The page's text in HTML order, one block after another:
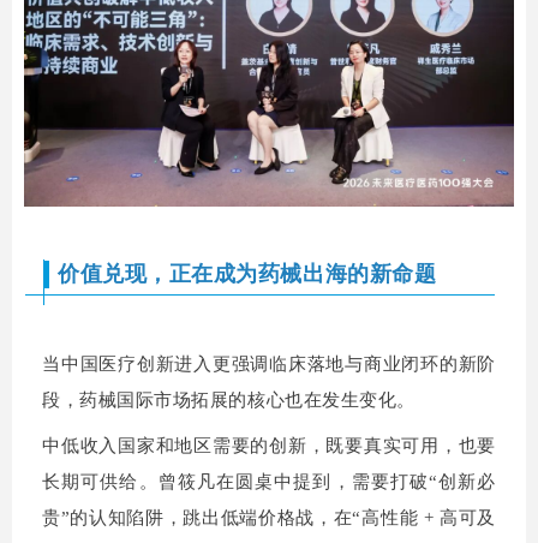
价值兑现，正在成为药械出海的新命题
当中国医疗创新进入更强调临床落地与商业闭环的新阶
段，药械国际市场拓展的核心也在发生变化。
中低收入国家和地区需要的创新，既要真实可用，也要
长期可供给。曾筱凡在圆桌中提到，需要打破“创新必
贵”的认知陷阱，跳出低端价格战，在“高性能 + 高可及